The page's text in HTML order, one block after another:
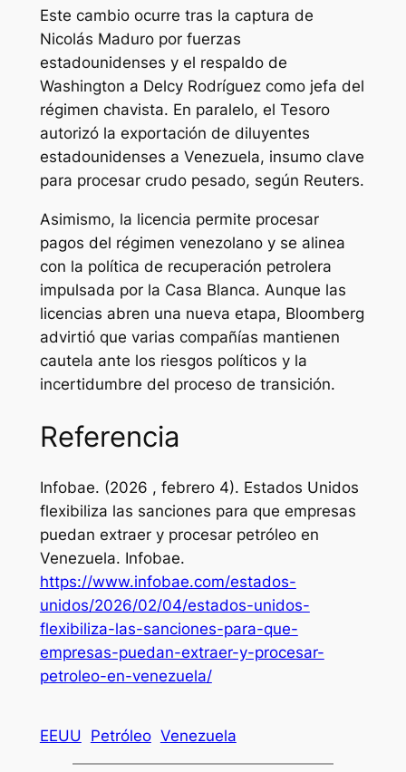
Este cambio ocurre tras la captura de
Nicolás Maduro por fuerzas
estadounidenses y el respaldo de
Washington a Delcy Rodríguez como jefa del
régimen chavista. En paralelo, el Tesoro
autorizó la exportación de diluyentes
estadounidenses a Venezuela, insumo clave
para procesar crudo pesado, según Reuters.
Asimismo, la licencia permite procesar
pagos del régimen venezolano y se alinea
con la política de recuperación petrolera
impulsada por la Casa Blanca. Aunque las
licencias abren una nueva etapa, Bloomberg
advirtió que varias compañías mantienen
cautela ante los riesgos políticos y la
incertidumbre del proceso de transición.
Referencia
Infobae. (2026 , febrero 4). Estados Unidos
flexibiliza las sanciones para que empresas
puedan extraer y procesar petróleo en
Venezuela. Infobae.
https://www.infobae.com/estados-
unidos/2026/02/04/estados-unidos-
flexibiliza-las-sanciones-para-que-
empresas-puedan-extraer-y-procesar-
petroleo-en-venezuela/
EEUU Petróleo Venezuela